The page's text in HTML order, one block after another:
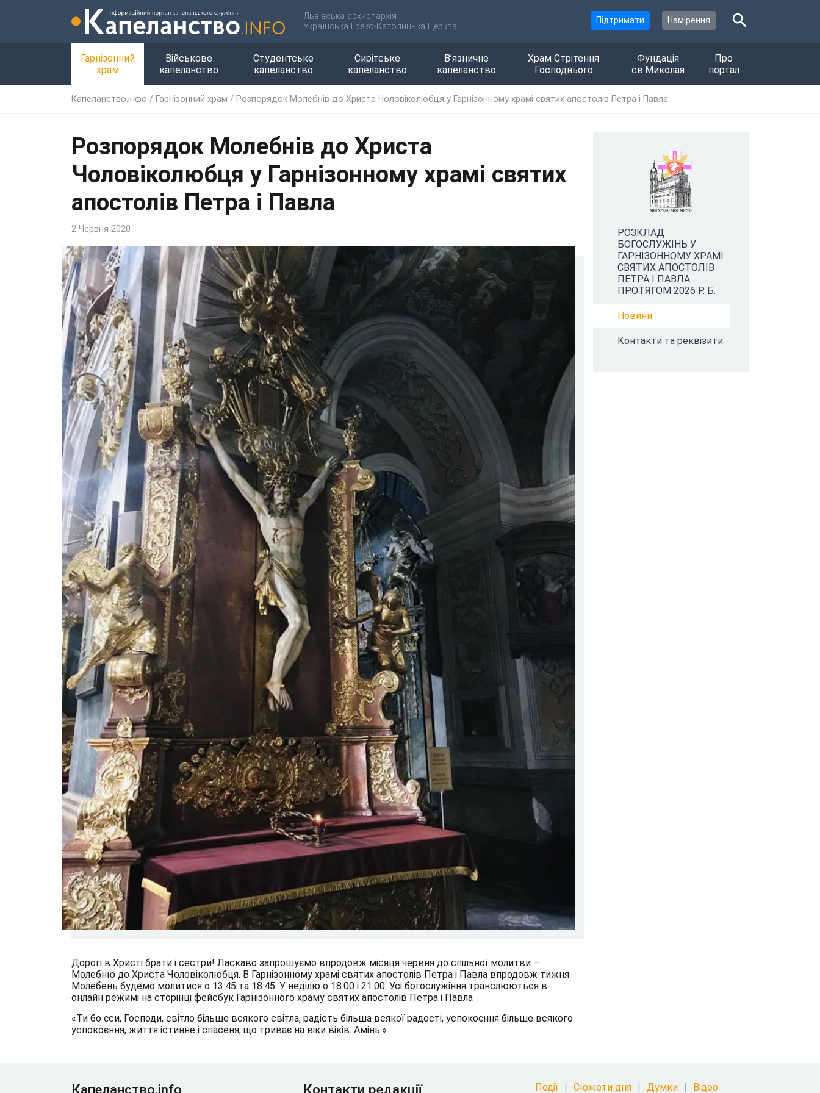
Львівська архиєпархія
Українська Греко-Католицька Церква
Підтримати Намірення
Гарнізонний
храм
Військове
капеланство
Студентське
капеланство
Сирітське
капеланство
В’язничне
капеланство
Храм Стрітення
Господнього
Фундація
св.Миколая
Про
портал
Капеланство.інфо / Гарнізонний храм / Розпорядок Молебнів до Христа Чоловіколюбця у Гарнізонному храмі святих апостолів Петра і Павла
Розпорядок Молебнів до Христа
Чоловіколюбця у Гарнізонному храмі святих
апостолів Петра і Павла
2 Червня 2020
Дорогі в Христі брати і сестри! Ласкаво запрошуємо впродовж місяця червня до спільної молитви –
Молебню до Христа Чоловіколюбця. В Гарнізонному храмі святих апостолів Петра і Павла впродовж тижня
Молебень будемо молитися о 13:45 та 18:45. У неділю о 18:00 і 21:00. Усі богослужіння транслюються в
онлайн режимі на сторінці фейсбук Гарнізонного храму святих апостолів Петра і Павла
«Ти бо єси, Господи, світло більше всякого світла, радість більша всякої радості, успокоєння більше всякого
успокоєння, життя істинне і спасеня, що триває на віки віків. Амінь.»
РОЗКЛАД
БОГОСЛУЖІНЬ У
ГАРНІЗОННОМУ ХРАМІ
СВЯТИХ АПОСТОЛІВ
ПЕТРА І ПАВЛА
ПРОТЯГОМ 2026 Р. Б.
Новини
Контакти та реквізити
Капеланство.info Контакти редакції Події Сюжети дня Думки Відео